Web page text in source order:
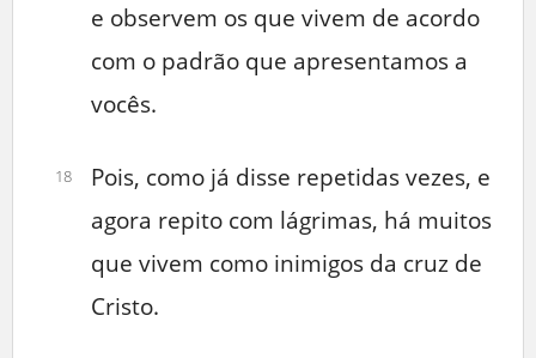
e observem os que vivem de acordo
com o padrão que apresentamos a
vocês.
18
Pois, como já disse repetidas vezes, e
agora repito com lágrimas, há muitos
que vivem como inimigos da cruz de
Cristo.